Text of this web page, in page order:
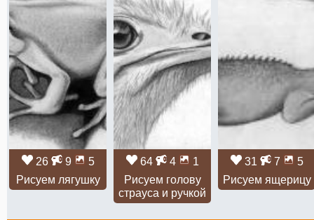
26 9
5
Рисуем лягушку
64 4
1
Рисуем голову
страуса и ручкой
31 7
5
Рисуем ящерицу